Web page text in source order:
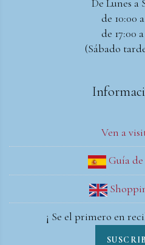
De Lunes a
de 10:00
de 17:00
(Sábado
Ven a
Guía
¡ Se el primero en